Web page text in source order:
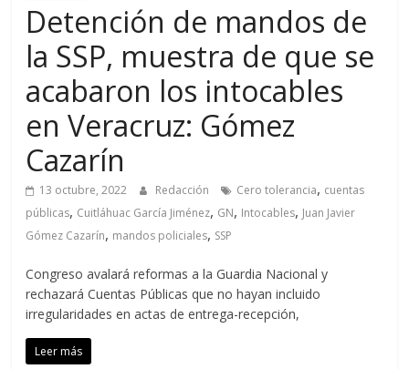
Detención de mandos de
la SSP, muestra de que se
acabaron los intocables
en Veracruz: Gómez
Cazarín
13 octubre, 2022 Redacción Cero tolerancia, cuentas
públicas, Cuitláhuac García Jiménez, GN, Intocables, Juan Javier
Gómez Cazarín, mandos policiales, SSP
Congreso avalará reformas a la Guardia Nacional y
rechazará Cuentas Públicas que no hayan incluido
irregularidades en actas de entrega-recepción,
Leer más